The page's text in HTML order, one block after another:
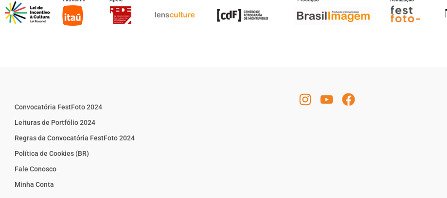
Convocatória FestFoto 2024
Leituras de Portfólio 2024
Regras da Convocatória FestFoto 2024
Política de Cookies (BR)
Fale Conosco
Minha Conta